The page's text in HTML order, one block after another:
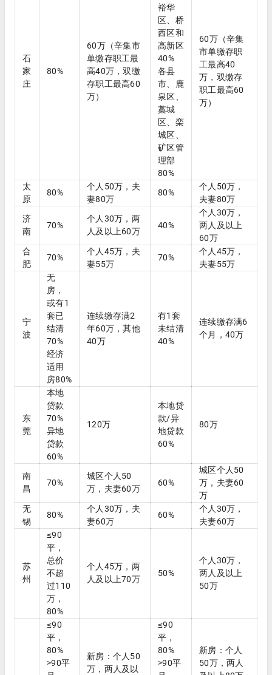
石
家
庄
80%
60万（辛集市
单缴存职工最
高40万，双缴
存职工最高60
万）
裕华
区、桥
西区和
高新区
40%
各县
市、鹿
泉区、
藁城
区、栾
城区、
矿区管
理部
80%
60万（辛集
市单缴存职
工最高40
万，双缴存
职工最高60
万）
太
原
80%
个人50万，夫
妻80万
80%
个人50万，
夫妻80万
济
南
70%
个人30万，两
人及以上60万
40%
个人30万，
两人及以上
60万
合
肥
70%
个人45万，夫
妻55万
70%
个人45万，
夫妻55万
宁
波
无
房，
或有1
套已
结清
70%
经济
适用
房80%
连续缴存满2
年60万，其他
40万
有1套
未结清
40%
连续缴存满6
个月，40万
东
莞
本地
贷款
70%
异地
贷款
60%
120万
本地贷
款/异
地贷款
60%
80万
南
昌
70%
城区个人50
万，夫妻60万
60%
城区个人50
万，夫妻60
万
无
锡
80%
个人30万，夫
妻60万
60%
个人30万，
夫妻60万
苏
州
≤90
平，
总价
不超
过110
万，
80%
个人45万，两
人及以上70万
50%
个人30万，
两人及以上
50万
≤90
平，
80%
>90平
新房：个人50
万，两人及以
≤90
平，
80%
>90平
新房：个人
50万，两人